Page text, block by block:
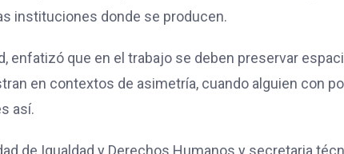
instituciones donde se producen.
enfatizó que en el trabajo se deben preservar
en contextos de asimetría, cuando alguien con
así.
de Igualdad y Derechos Humanos y secretaria